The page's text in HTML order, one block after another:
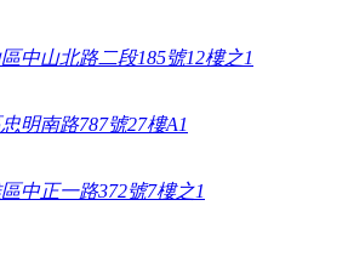
中山北路二段185號12樓之1
明南路787號27樓A1
中正一路372號7樓之1